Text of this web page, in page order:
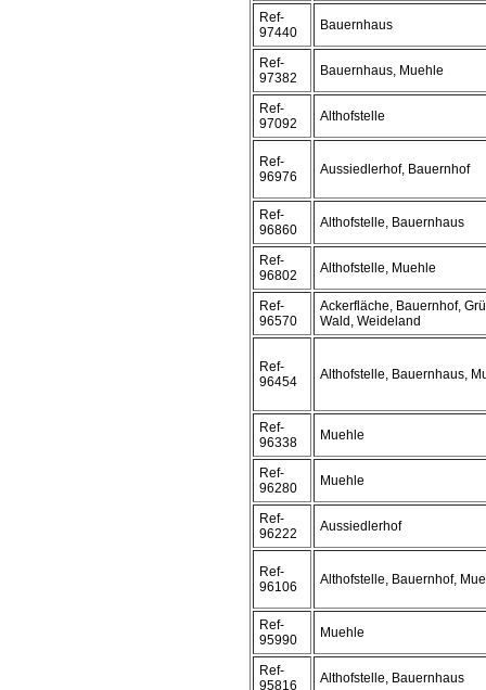
Ref-
97440
Bauernhaus
Ref-
97382
Bauernhaus, Muehle
Ref-
97092
Althofstelle
Ref-
96976
Aussiedlerhof, Bauernhof
Ref-
96860
Althofstelle, Bauernhaus
Ref-
96802
Althofstelle, Muehle
Ref-
96570
Ackerfläche, Bauernhof,
Wald, Weideland
Ref-
96454
Althofstelle, Bauernhaus,
Ref-
96338
Muehle
Ref-
96280
Muehle
Ref-
96222
Aussiedlerhof
Ref-
96106
Althofstelle, Bauernhof,
Ref-
95990
Muehle
Ref-
95816
Althofstelle, Bauernhaus